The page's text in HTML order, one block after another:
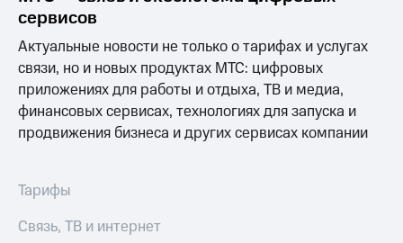
сервисов
Актуальные новости не только о тарифах и услугах
связи, но и новых продуктах МТС: цифровых
приложениях для работы и отдыха, ТВ и медиа,
финансовых сервисах, технологиях для запуска и
продвижения бизнеса и других сервисах компании
Тарифы
Связь, ТВ и интернет